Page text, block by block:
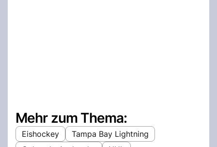
Mehr zum Thema:
Eishockey
Tampa Bay Lightning